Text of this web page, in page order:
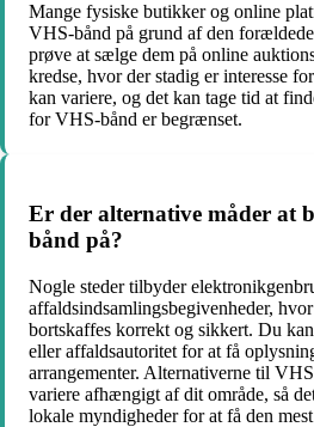
Mange fysiske butikker og online
VHS-bånd på grund af den
prøve at sælge dem på online
kredse, hvor der stadig er interesse
kan variere, og det kan tage tid at
for VHS-bånd er begrænset.
Er der alternative måder at
bånd på?
Nogle steder tilbyder
affaldsindsamlingsbegivenheder,
bortskaffes korrekt og sikkert. Du
eller affaldsautoritet for at få
arrangementer. Alternativerne til
variere afhængigt af dit område, så
lokale myndigheder for at få den